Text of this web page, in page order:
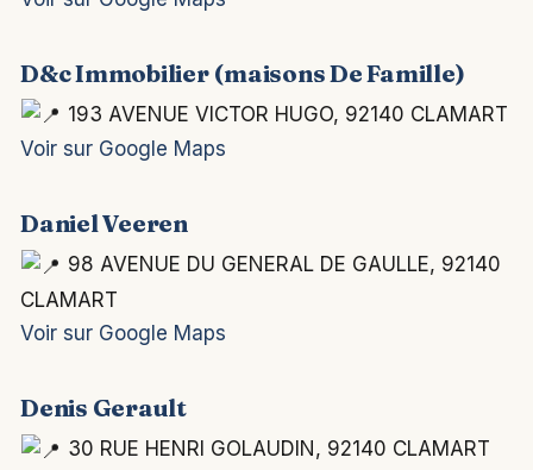
D&c Immobilier (maisons De Famille)
193 AVENUE VICTOR HUGO, 92140 CLAMART
Voir sur Google Maps
Daniel Veeren
98 AVENUE DU GENERAL DE GAULLE, 92140
CLAMART
Voir sur Google Maps
Denis Gerault
30 RUE HENRI GOLAUDIN, 92140 CLAMART